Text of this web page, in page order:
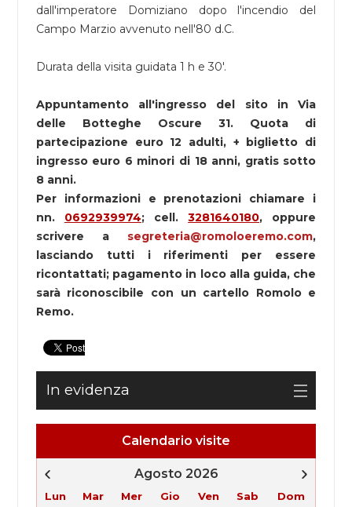
Calendario visite
Agosto 2026
Lun Mar Mer Gio Ven Sab Dom
dall'imperatore Domiziano dopo l'incendio del
Campo Marzio avvenuto nell'80 d.C.
Durata della visita guidata 1 h e 30'.
Appuntamento all'ingresso del sito in Via
delle Botteghe Oscure 31. Quota di
partecipazione euro 12 adulti, + biglietto di
ingresso euro 6 minori di 18 anni, gratis sotto
8 anni.
Per informazioni e prenotazioni chiamare i
nn. 0692939974; cell.3281640180, oppure
scrivere a segreteria@romoloeremo.com,
lasciando tutti i riferimenti per essere
ricontattati; pagamento in loco alla guida, che
sarà riconoscibile con un cartello Romolo e
Remo.
In evidenza